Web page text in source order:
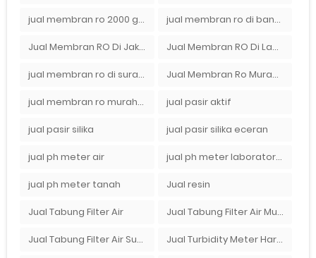
jual membran ro 2000 gpd murah jual membran ro di bandung
Jual Membran RO Di Jakarta Selatan Jual Membran RO Di Lampung
jual membran ro di surabaya Jual Membran Ro Murah : 082140002080
jual membran ro murah surabaya jual pasir aktif
jual pasir silika jual pasir silika eceran
jual ph meter air jual ph meter laboratorium
jual ph meter tanah Jual resin
Jual Tabung Filter Air Jual Tabung Filter Air Murah
Jual Tabung Filter Air Surabaya Jual Turbidity Meter Harga Murah Di Sulawesi